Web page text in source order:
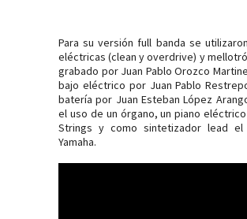
Para su versión full banda se
eléctricas (clean y overdrive) y
grabado por Juan Pablo Orozco
bajo eléctrico por Juan Pablo
batería por Juan Esteban López
el uso de un órgano, un piano
Strings y como sintetizador lead el
Yamaha.